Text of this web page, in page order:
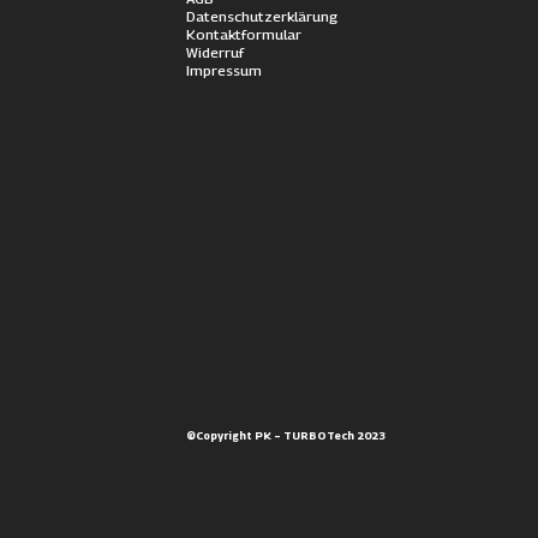
Datenschutzerklärung
Kontaktformular
Widerruf
Impressum
©Copyright PK – TURBOTech 2023